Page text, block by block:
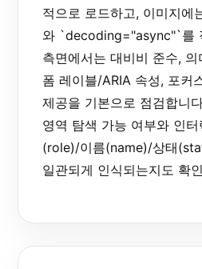
적으로 로드하고, 이미지
와 `decoding="async"`를
측면에서는 대비비 준수,
폼 레이블/ARIA 속성, 포커
제공을 기본으로 점검합니
영역 탐색 가능 여부와 인
(role)/이름(name)/상태
일관되게 인식되는지도 확